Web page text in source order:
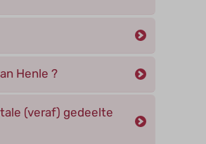
Henle ?
(veraf) gedeelte